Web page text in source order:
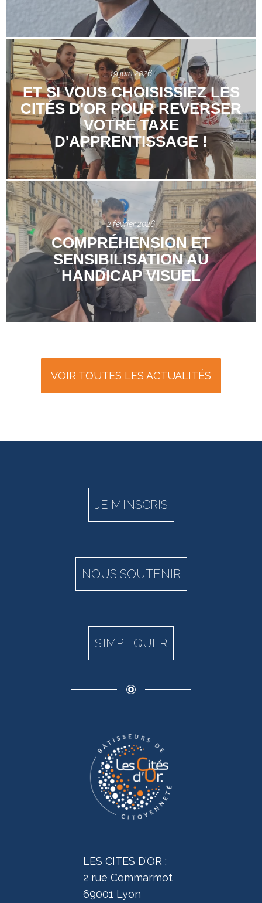
19 juin 2026
ET SI VOUS CHOISISSIEZ LES
CITÉS D'OR POUR REVERSER
VOTRE TAXE
D'APPRENTISSAGE !
2 février 2026
COMPRÉHENSION ET
SENSIBILISATION AU
HANDICAP VISUEL
VOIR TOUTES LES ACTUALITÉS
JE M’INSCRIS
NOUS SOUTENIR
S’IMPLIQUER
LES CITES D’OR :
2 rue Commarmot
69001 Lyon